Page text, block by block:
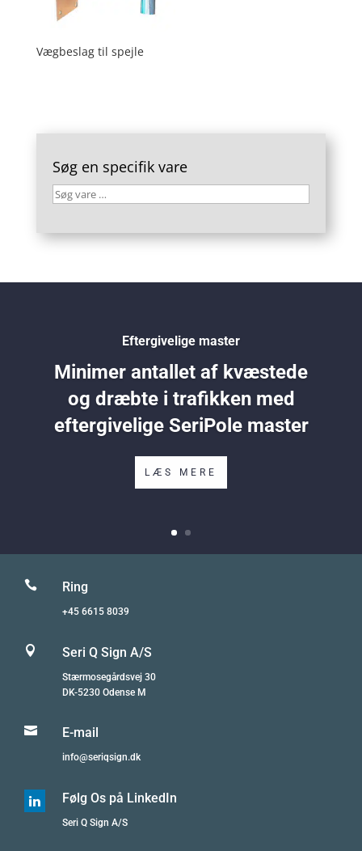
Vægbeslag til spejle
Søg en specifik vare
Søg
…
Eftergivelige master
Minimer antallet af kvæstede
og dræbte i trafikken med
eftergivelige SeriPole master
LÆS MERE
 Ring
+45 6615 8039
 Seri Q Sign A/S
Stærmosegårdsvej 30
DK-5230 Odense M
 E-mail
info@seriqsign.dk
 Følg Os på LinkedIn
Seri Q Sign A/S